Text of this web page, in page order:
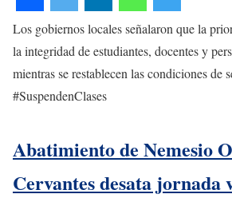
Los gobiernos locales señalaron que la
la integridad de estudiantes, docentes y
mientras se restablecen las condiciones de
#SuspendenClases
Abatimiento de Nemesio
Cervantes desata jornada